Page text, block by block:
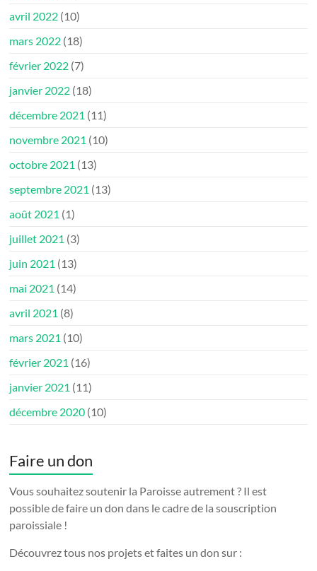
avril 2022 (10)
mars 2022 (18)
février 2022 (7)
janvier 2022 (18)
décembre 2021 (11)
novembre 2021 (10)
octobre 2021 (13)
septembre 2021 (13)
août 2021 (1)
juillet 2021 (3)
juin 2021 (13)
mai 2021 (14)
avril 2021 (8)
mars 2021 (10)
février 2021 (16)
janvier 2021 (11)
décembre 2020 (10)
Faire un don
Vous souhaitez soutenir la Paroisse autrement ? Il est
possible de faire un don dans le cadre de la souscription
paroissiale !
Découvrez tous nos projets et faites un don sur :